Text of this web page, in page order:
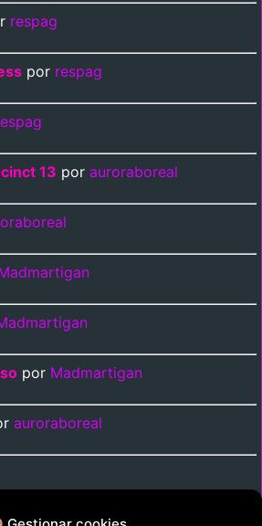
respag
por respag
13 por auroraboreal
por Madmartigan
auroraboreal